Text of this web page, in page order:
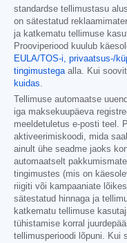
standardse tellimustasu
on sätestatud
ja katkematu tellimuse
Prooviperiood kuulub
EULA/TOS-i, privaatsus-/
tingimustegaalla. Kui
kuidas.
Tellimuse automaatse
iga maksekuupäeva
meeldetuletus e-posti teel.
aktiveerimiskoodi, mida
ainult ühe seadme jaoks
automaatselt
tingimustes (mis on
riigiti või kampaaniate
sätestatud hinnaga ja
katkematu tellimuse
tühistamise korral
tellimusperioodi lõpuni. Kui